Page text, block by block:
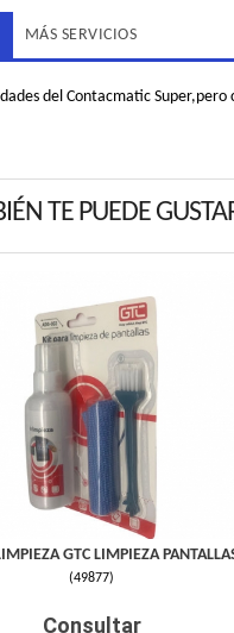
MÁS SERVICIOS
del Contacmatic Super,pero
TE PUEDE
GTC LIMPIEZA
(49877)
Consultar